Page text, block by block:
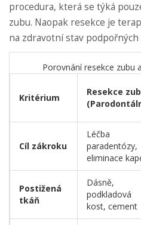
procedura, která se týká
zubu. Naopak resekce je
na zdravotní stav podpořných
Porovnání resekce zubu
Kritérium
Resekce
Cíl zákroku
Léčba
paradentózy,
eliminace
Postižená
tkáň
Dásně,
podkladová
kost, cement